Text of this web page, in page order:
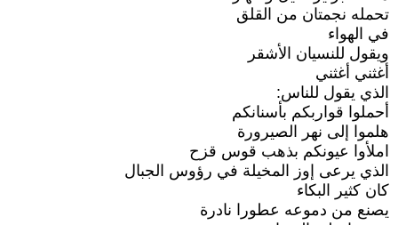
تحمله نجمتان من القلق
في الهواء
ويقول للنسيان الأشقر
أغثني أغثني
الذي يقول للناس:
أحملوا قواربكم بأسنانكم
هلموا إلى نهر الصيرورة
املأوا عيونكم بذهب قوس قزح
الذي يرعى إوز المخيلة في رؤوس الجبال
كان كثير البكاء
يصنع من دموعه عطورا نادرة